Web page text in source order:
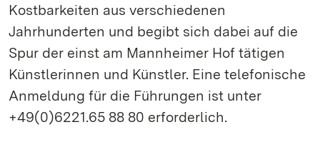
Kostbarkeiten aus verschiedenen
Jahrhunderten und begibt sich dabei auf die
Spur der einst am Mannheimer Hof tätigen
Künstlerinnen und Künstler. Eine telefonische
Anmeldung für die Führungen ist unter
+49(0)6221.65 88 80 erforderlich.